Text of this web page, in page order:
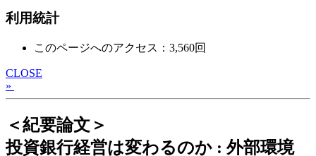
利用統計
このページへのアクセス：3,560回
CLOSE
»
＜紀要論文＞
投資銀行経営は変わるのか : 外部環境